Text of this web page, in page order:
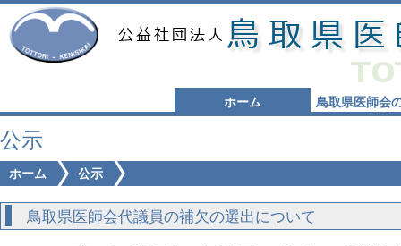
ホーム 鳥取県医師会
公示
ホーム 公示
鳥取県医師会代議員の補欠の選出について